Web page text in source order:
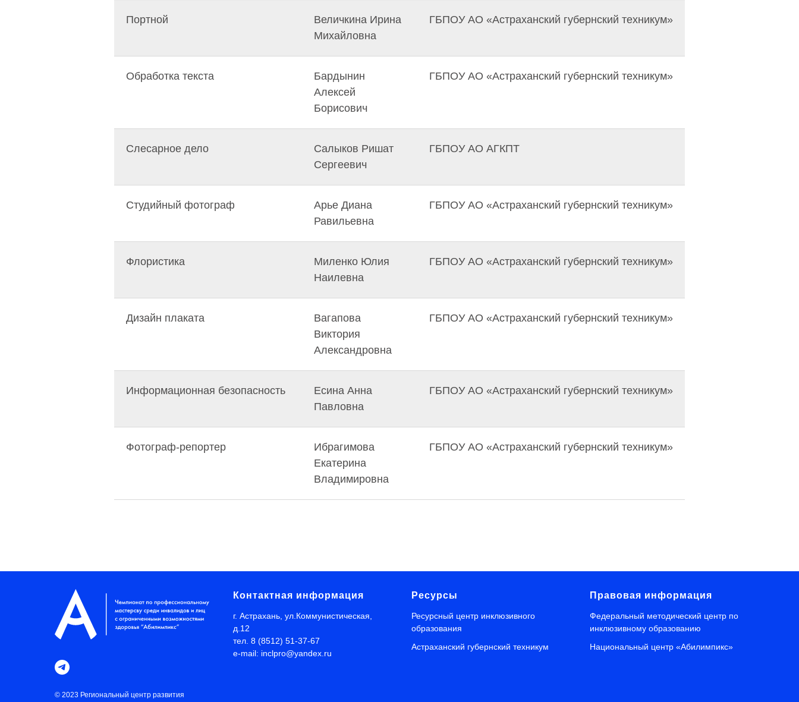
Портной
Величкина Ирина
Михайловна
ГБПОУ АО «Астраханский губернский техникум»
Обработка текста
Бардынин
Алексей
Борисович
ГБПОУ АО «Астраханский губернский техникум»
Слесарное дело
Салыков Ришат
Сергеевич
ГБПОУ АО АГКПТ
Студийный фотограф
Арье Диана
Равильевна
ГБПОУ АО «Астраханский губернский техникум»
Флористика
Миленко Юлия
Наилевна
ГБПОУ АО «Астраханский губернский техникум»
Дизайн плаката
Вагапова
Виктория
Александровна
ГБПОУ АО «Астраханский губернский техникум»
Информационная безопасность
Есина Анна
Павловна
ГБПОУ АО «Астраханский губернский техникум»
Фотограф-репортер
Ибрагимова
Екатерина
Владимировна
ГБПОУ АО «Астраханский губернский техникум»
© 2023 Региональный центр развития
Контактная информация
г. Астрахань, ул.Коммунистическая,
д.12
тел. 8 (8512) 51-37-67
e-mail: inclpro@yandex.ru
Ресурсы
Ресурсный центр инклюзивного
образования
Астраханский губернский техникум
Правовая информация
Федеральный методический центр по
инклюзивному образованию
Национальный центр «Абилимпикс»